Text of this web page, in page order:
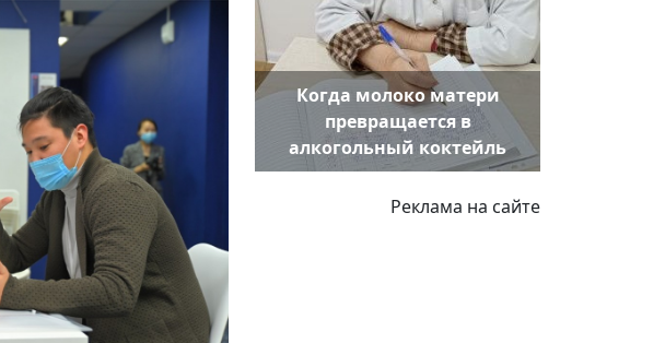
Когда молоко матери
превращается в
алкогольный коктейль
Реклама на сайте